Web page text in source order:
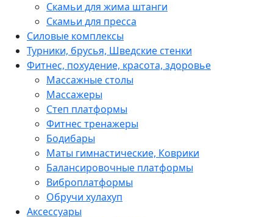
Скамьи для жима штанги
Скамьи для пресса
Силовые комплексы
Турники, брусья, Шведские стенки
Фитнес, похудение, красота, здоровье
Массажные столы
Массажеры
Степ платформы
Фитнес тренажеры
Бодибары
Маты гимнастические, Коврики
Балансировочные платформы
Виброплатформы
Обручи хулахуп
Аксессуары